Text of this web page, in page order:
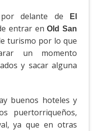
delante de
El
entrar enOld San
turismo por lo que
un momento
y sacar alguna
buenos hoteles y
puertorriqueños,
ya que en otras